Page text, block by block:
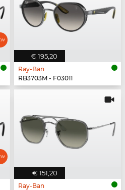
€ 195,20
Ray-Ban
RB3703M - F03011
€ 151,20
Ray-Ban